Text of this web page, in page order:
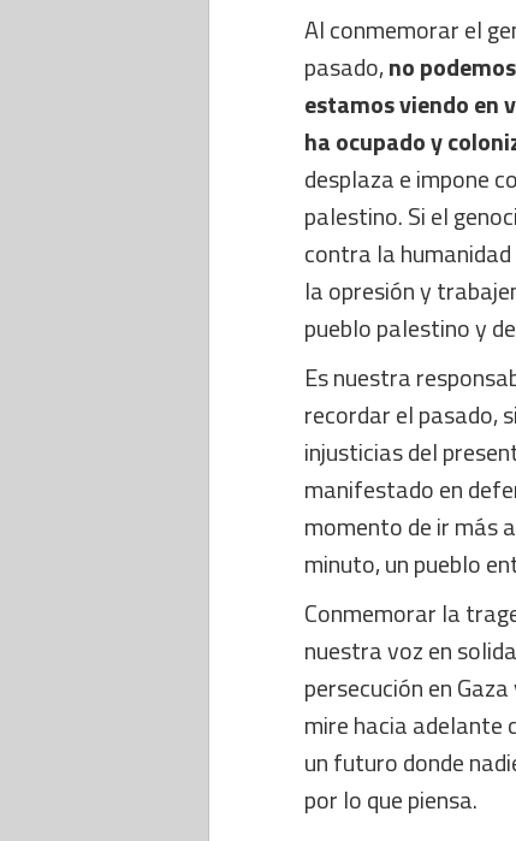
Al conmemorar el
pasado,no
estamos viendo en
ha ocupado y
desplaza e impone
palestino. Si el
contra la
la opresión y
pueblo palestino y
Es nuestra
recordar el pasado,
injusticias del
manifestado en
momento de ir más
minuto, un pueblo
Conmemorar la
nuestra voz en
persecución en
mire hacia adelante
un futuro donde
por lo que piensa.